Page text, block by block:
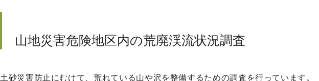
山地災害危険地区内の荒廃渓流状況調査
土砂災害防止にむけて、荒れている山や沢を整備するための調査を行っています。